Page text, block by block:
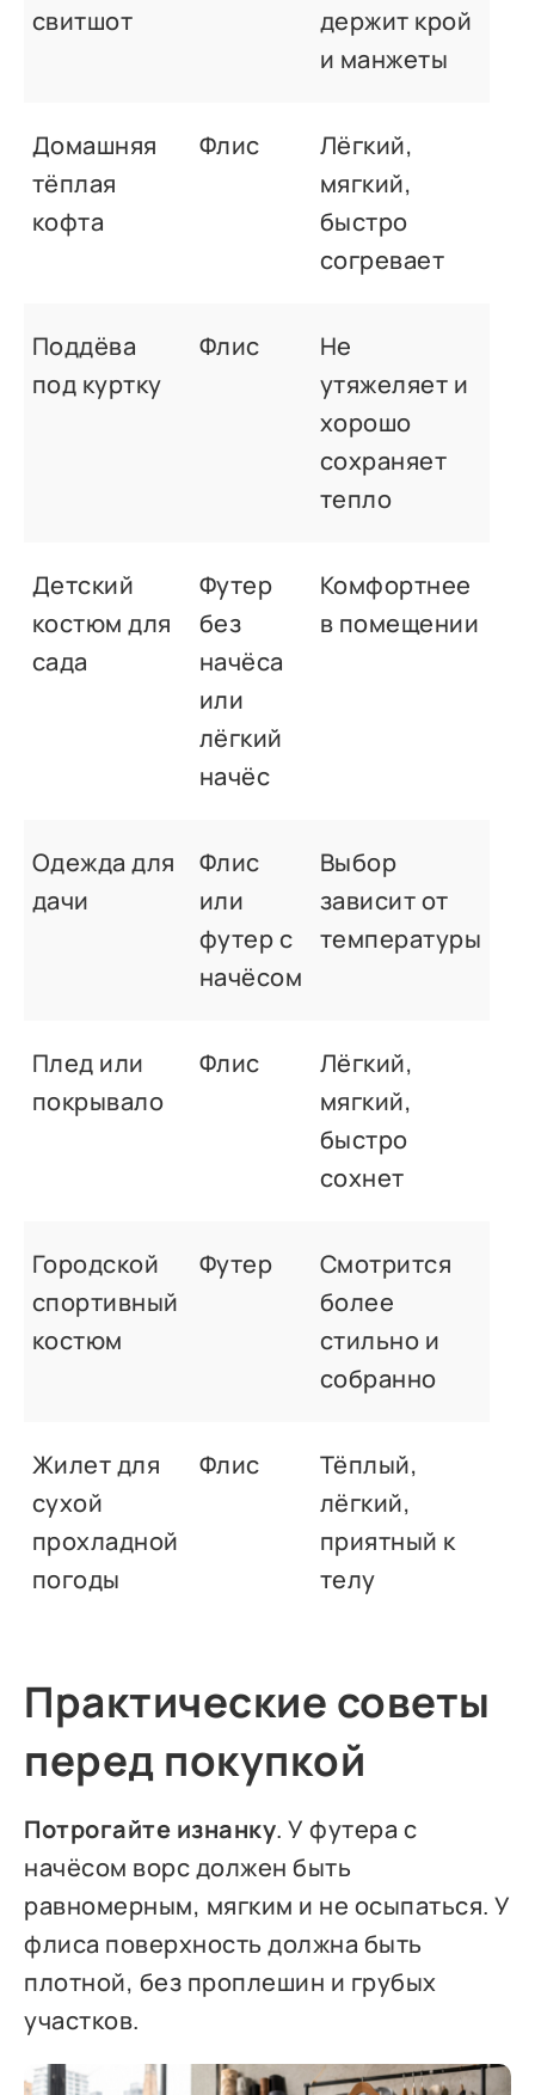
свитшот
держит крой
и манжеты
Домашняя
тёплая
кофта
Флис
Лёгкий,
мягкий,
быстро
согревает
Поддёва
под куртку
Флис
Не
утяжеляет и
хорошо
сохраняет
тепло
Детский
костюм для
сада
Футер
без
начёса
или
лёгкий
начёс
Комфортнее
в помещении
Одежда для
дачи
Флис
или
футер с
начёсом
Выбор
зависит от
температуры
Плед или
покрывало
Флис
Лёгкий,
мягкий,
быстро
сохнет
Городской
спортивный
костюм
Футер
Смотрится
более
стильно и
собранно
Жилет для
сухой
прохладной
погоды
Флис
Тёплый,
лёгкий,
приятный к
телу
Практические советы
перед покупкой
Потрогайте изнанку. У футера с
начёсом ворс должен быть
равномерным, мягким и не осыпаться. У
флиса поверхность должна быть
плотной, без проплешин и грубых
участков.